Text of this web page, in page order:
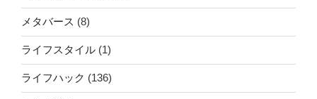
メタバース (8)
ライフスタイル (1)
ライフハック (136)